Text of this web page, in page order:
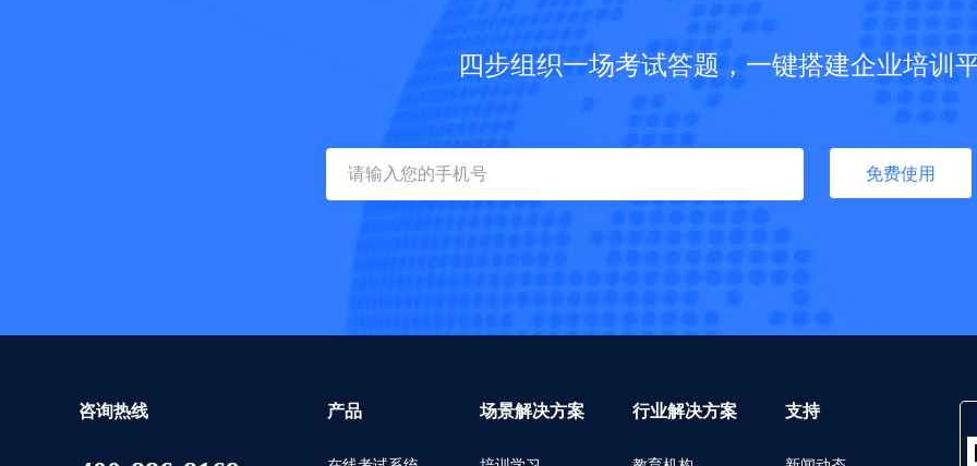
四步组织一场考试答题，一键搭建企业培训
免费使用
咨询热线 产品 场景解决方案 行业解决方案 支持